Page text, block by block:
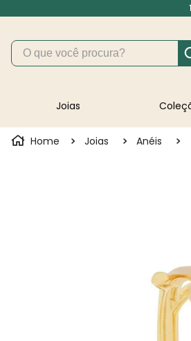
O que você procura?
Joias
Joias Anéis